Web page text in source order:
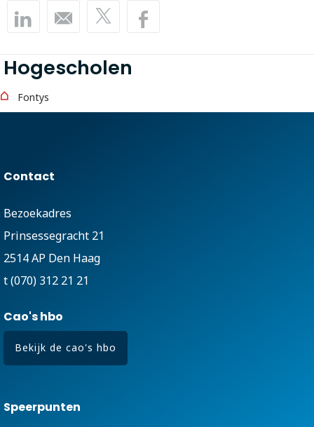
Hogescholen
Fontys
Contact
Bezoekadres
Prinsessegracht 21
2514 AP Den Haag
t (070) 312 21 21
Cao's hbo
Bekijk de cao's hbo
Speerpunten